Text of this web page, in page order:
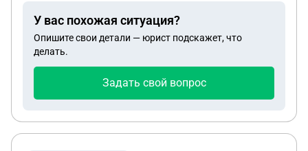
У вас похожая ситуация?
Опишите свои детали — юрист подскажет, что
делать.
Задать свой вопрос